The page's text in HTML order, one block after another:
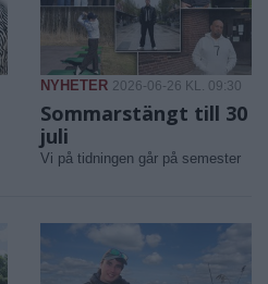
NYHETER 2026-06-26 KL. 09:30
Sommarstängt till 30
juli
Vi på tidningen går på semester